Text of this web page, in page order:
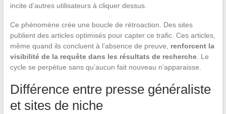
incite d’autres utilisateurs à cliquer dessus.
Ce phénomène crée une boucle de rétroaction. Des sites
publient des articles optimisés pour capter ce trafic. Ces articles,
même quand ils concluent à l’absence de preuve, renforcent la
visibilité de la requête dans les résultats de recherche. Le
cycle se perpétue sans qu’aucun fait nouveau n’apparaisse.
Différence entre presse généraliste
et sites de niche